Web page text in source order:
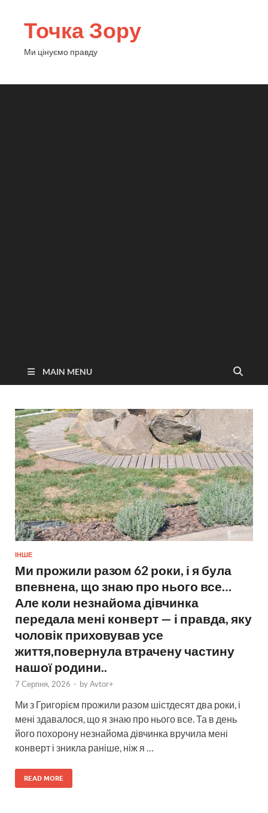
Точка Зору
Ми цінуємо правду
MAIN MENU
ІНШЕ
Ми прожили разом 62 роки, і я була
впевнена, що знаю про нього все…
Але коли незнайома дівчинка
передала мені конверт — і правда, яку
чоловік приховував усе
життя,повернула втрачену частину
нашої родини..
7 Серпня, 2026 - byAvtor+
Ми з Григорієм прожили разом шістдесят два роки, і
мені здавалося, що я знаю про нього все. Та в день
його похорону незнайома дівчинка вручила мені
конверт і зникла раніше, ніж я …
READ MORE